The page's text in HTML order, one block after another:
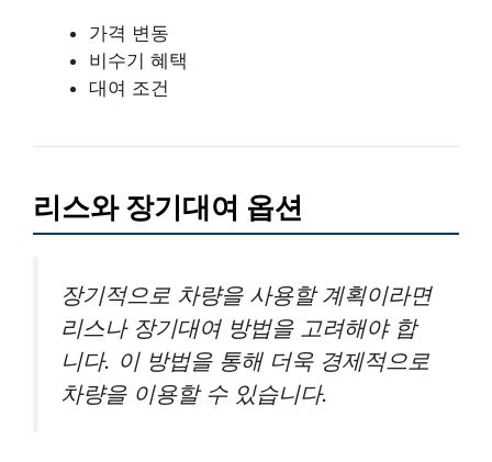
가격 변동
비수기 혜택
대여 조건
리스와 장기대여 옵션
장기적으로 차량을 사용할 계획이라면
리스나 장기대여 방법을 고려해야 합
니다. 이 방법을 통해 더욱 경제적으로
차량을 이용할 수 있습니다.